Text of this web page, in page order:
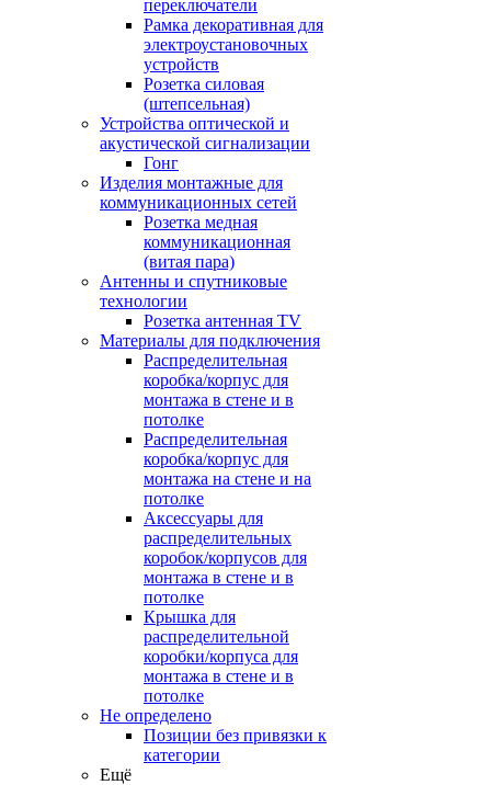
переключатели
Рамка декоративная для
электроустановочных
устройств
Розетка силовая
(штепсельная)
Устройства оптической и
акустической сигнализации
Гонг
Изделия монтажные для
коммуникационных сетей
Розетка медная
коммуникационная
(витая пара)
Антенны и спутниковые
технологии
Розетка антенная TV
Материалы для подключения
Распределительная
коробка/корпус для
монтажа в стене и в
потолке
Распределительная
коробка/корпус для
монтажа на стене и на
потолке
Аксессуары для
распределительных
коробок/корпусов для
монтажа в стене и в
потолке
Крышка для
распределительной
коробки/корпуса для
монтажа в стене и в
потолке
Не определено
Позиции без привязки к
категории
Ещё